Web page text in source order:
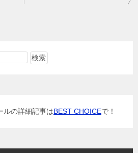
ルの詳細記事はBEST CHOICEで！